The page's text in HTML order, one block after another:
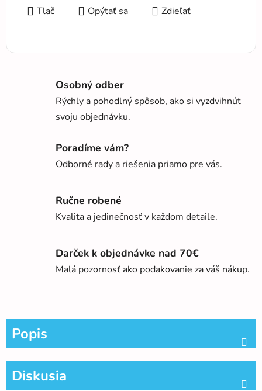
Tlač Opýtať sa Zdieľať
Osobný odber
Rýchly a pohodlný spôsob, ako si vyzdvihnúť
svoju objednávku.
Poradíme vám?
Odborné rady a riešenia priamo pre vás.
Ručne robené
Kvalita a jedinečnosť v každom detaile.
Darček k objednávke nad 70€
Malá pozornosť ako poďakovanie za váš nákup.
Popis
Diskusia